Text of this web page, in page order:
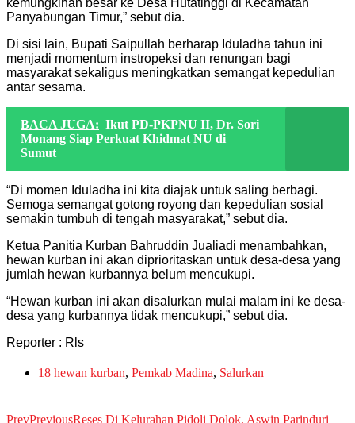
kemungkinan besar ke Desa Hutatinggi di Kecamatan
Panyabungan Timur,” sebut dia.
Di sisi lain, Bupati Saipullah berharap Iduladha tahun ini
menjadi momentum instropeksi dan renungan bagi
masyarakat sekaligus meningkatkan semangat kepedulian
antar sesama.
BACA JUGA: Ikut PD-PKPNU II, Dr. Sori
Monang Siap Perkuat Khidmat NU di
Sumut
“Di momen Iduladha ini kita diajak untuk saling berbagi.
Semoga semangat gotong royong dan kepedulian sosial
semakin tumbuh di tengah masyarakat,” sebut dia.
Ketua Panitia Kurban Bahruddin Jualiadi menambahkan,
hewan kurban ini akan diprioritaskan untuk desa-desa yang
jumlah hewan kurbannya belum mencukupi.
“Hewan kurban ini akan disalurkan mulai malam ini ke desa-
desa yang kurbannya tidak mencukupi,” sebut dia.
Reporter : Rls
18 hewan kurban, Pemkab Madina, Salurkan
PrevPreviousReses Di Kelurahan Pidoli Dolok, Aswin Parinduri